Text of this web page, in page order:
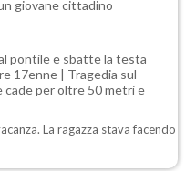
giovane cittadino
pontile e sbatte la testa
17enne | Tragedia sul
cade per oltre 50 metri e
La ragazza stava facendo